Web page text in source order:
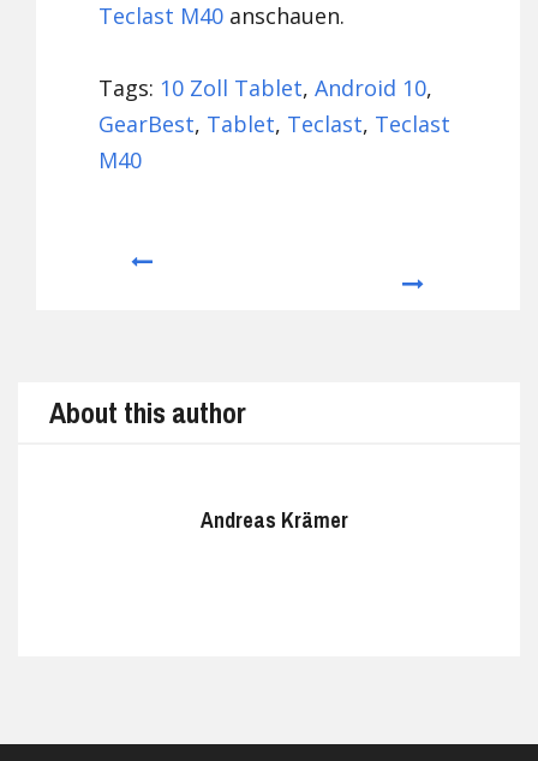
Teclast M40 anschauen.
Tags: 10 Zoll Tablet,Android 10,
GearBest, Tablet, Teclast, Teclast
M40
About this author
Andreas Krämer